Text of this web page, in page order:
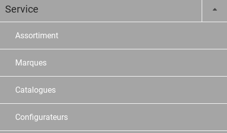
Service
Assortiment
Marques
Catalogues
Configurateurs